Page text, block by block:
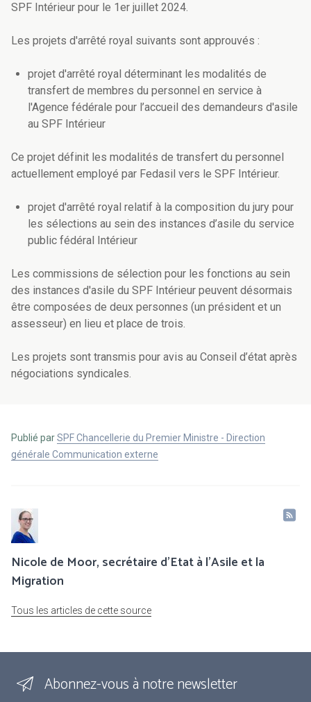
SPF Intérieur pour le 1er juillet 2024.
Les projets d'arrêté royal suivants sont approuvés :
projet d'arrêté royal déterminant les modalités de
transfert de membres du personnel en service à
l'Agence fédérale pour l’accueil des demandeurs d'asile
au SPF Intérieur
Ce projet définit les modalités de transfert du personnel
actuellement employé par Fedasil vers le SPF Intérieur.
projet d'arrêté royal relatif à la composition du jury pour
les sélections au sein des instances d’asile du service
public fédéral Intérieur
Les commissions de sélection pour les fonctions au sein
des instances d'asile du SPF Intérieur peuvent désormais
être composées de deux personnes (un président et un
assesseur) en lieu et place de trois.
Les projets sont transmis pour avis au Conseil d’état après
négociations syndicales.
Publié parSPF Chancellerie du Premier Ministre - Direction
générale Communication externe
Nicole de Moor, secrétaire d'Etat à l'Asile et la
Migration
Tous les articles de cette source
Abonnez-vous à notre newsletter